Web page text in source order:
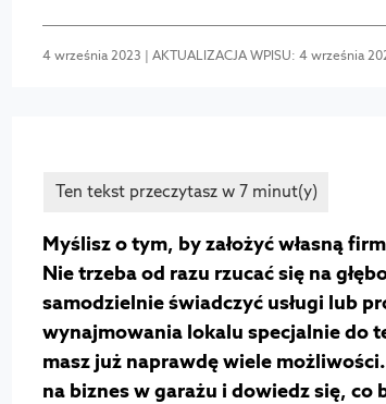
4 września 2023 | AKTUALIZACJA WPISU: 4 września
Myślisz o tym, by założyć własną
Nie trzeba od razu rzucać się na
samodzielnie świadczyć usługi lub
wynajmowania lokalu specjalnie do
masz już naprawdę wiele
na biznes w garażu i dowiedz się, co